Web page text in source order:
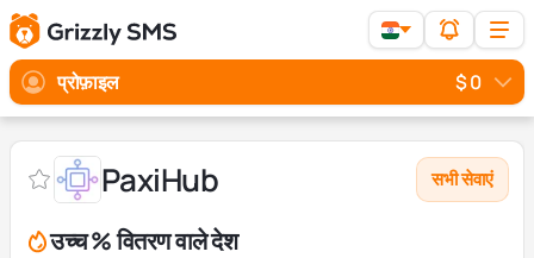
प्रोफ़ाइल $ 0
PaxiHub सभी सेवाएं
उच्च % वितरण वाले देश